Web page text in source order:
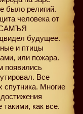
было религий.
человека от
САМЪЯ
будущее.
и птицы
или пожара.
появились
Все
Многие
как все.